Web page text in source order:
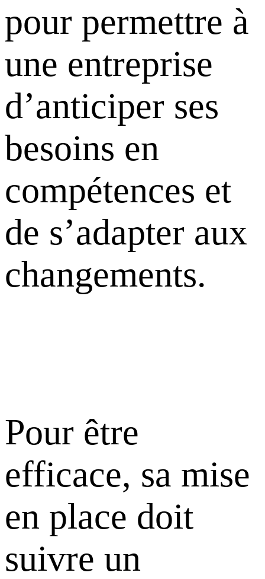
pour permettre à
une entreprise
d’anticiper ses
besoins en
compétences et
de s’adapter aux
changements.
Pour être
efficace, sa mise
en place doit
suivre un